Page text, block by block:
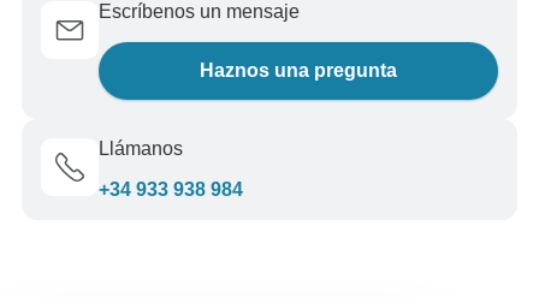
Escríbenos un mensaje
Haznos una pregunta
Llámanos
+34 933 938 984